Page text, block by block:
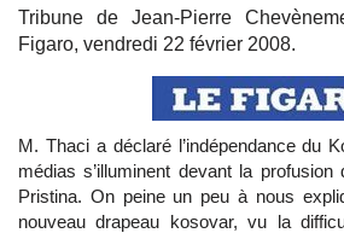
Tribune de Jean-Pierre
Figaro, vendredi 22 février 2008.
M. Thaci a déclaré l’indépendance du
médias s’illuminent devant la
Pristina. On peine un peu à nous
nouveau drapeau kosovar, vu la